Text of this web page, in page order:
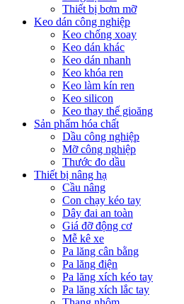
Thiết bị bơm mỡ
Keo dán công nghiệp
Keo chống xoay
Keo dán khác
Keo dán nhanh
Keo khóa ren
Keo làm kín ren
Keo silicon
Keo thay thế gioăng
Sản phẩm hóa chất
Dầu công nghiệp
Mỡ công nghiệp
Thước đo dầu
Thiết bị nâng hạ
Cầu nâng
Con chạy kéo tay
Dây đai an toàn
Giá đỡ động cơ
Mễ kê xe
Pa lăng cân bằng
Pa lăng điện
Pa lăng xích kéo tay
Pa lăng xích lắc tay